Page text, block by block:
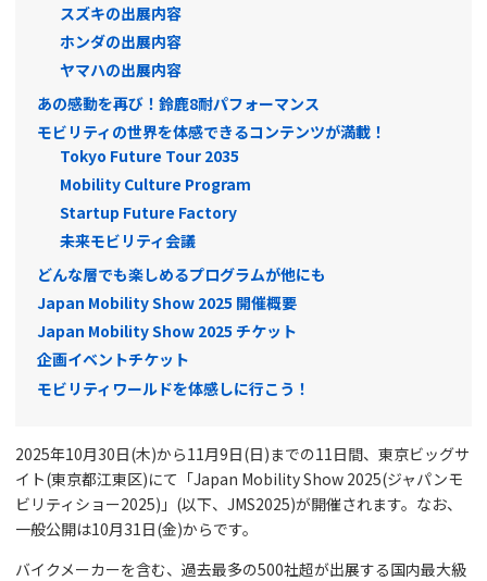
スズキの出展内容
ホンダの出展内容
ヤマハの出展内容
あの感動を再び！鈴鹿8耐パフォーマンス
モビリティの世界を体感できるコンテンツが満載！
Tokyo Future Tour 2035
Mobility Culture Program
Startup Future Factory
未来モビリティ会議
どんな層でも楽しめるプログラムが他にも
Japan Mobility Show 2025 開催概要
Japan Mobility Show 2025 チケット
企画イベントチケット
モビリティワールドを体感しに行こう！
2025年10月30日(木)から11月9日(日)までの11日間、東京ビッグサ
イト(東京都江東区)にて「Japan Mobility Show 2025(ジャパンモ
ビリティショー2025)」(以下、JMS2025)が開催されます。なお、
一般公開は10月31日(金)からです。
バイクメーカーを含む、過去最多の500社超が出展する国内最大級